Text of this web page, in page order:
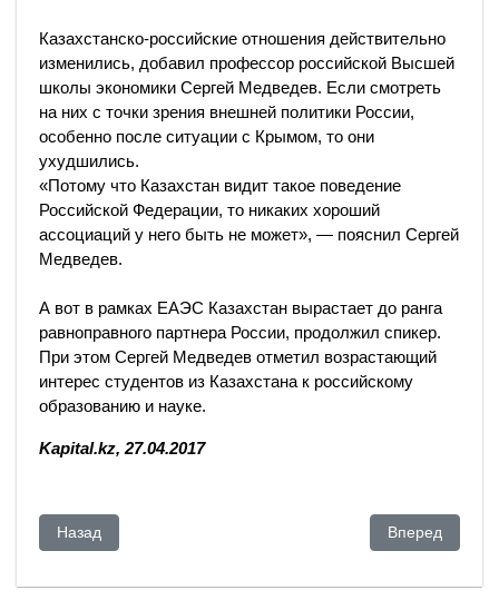
Казахстанско-российские отношения действительно
изменились, добавил профессор российской Высшей
школы экономики Сергей Медведев. Если смотреть
на них с точки зрения внешней политики России,
особенно после ситуации с Крымом, то они
ухудшились.
«Потому что Казахстан видит такое поведение
Российской Федерации, то никаких хороший
ассоциаций у него быть не может», — пояснил Сергей
Медведев.
А вот в рамках ЕАЭС Казахстан вырастает до ранга
равноправного партнера России, продолжил спикер.
При этом Сергей Медведев отметил возрастающий
интерес студентов из Казахстана к российскому
образованию и науке.
Kapital.kz, 27.04.2017
Предыдущий: "США действуют наперекор ОПЕК". Почему
Назад Следующий:
Вперед